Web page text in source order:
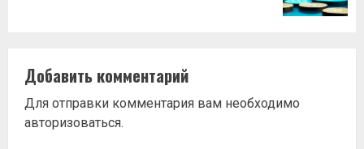
Добавить комментарий
Для отправки комментария вам необходимо
авторизоваться.